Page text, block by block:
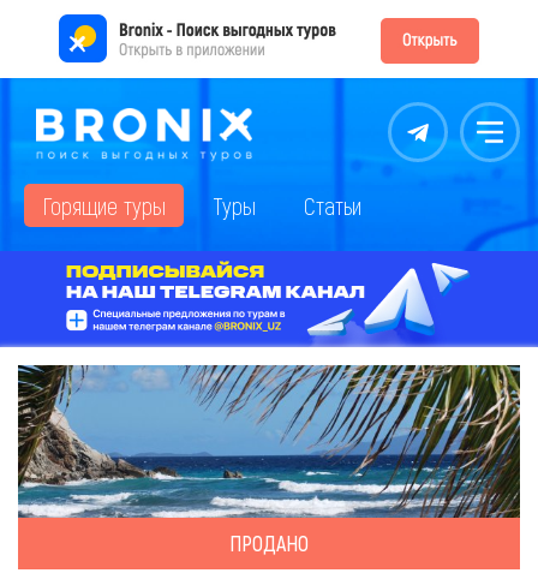
Контакты Меню
Горящие туры Туры Статьи
ПРОДАНО